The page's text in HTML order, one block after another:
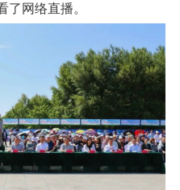
了网络直播。